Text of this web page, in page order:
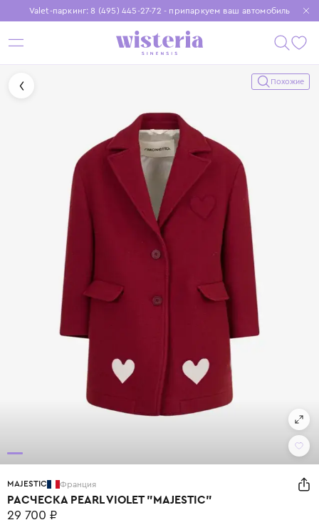
Valet-паркинг: 8 (495) 445-27-72 - припаркуем ваш автомобиль
Бесплатная доставка при заказе от 15 000 ₽
Установите приложение, чтобы покупки были еще удобнее
Похожие
MAJESTIC Франция
РАСЧЕСКА PEARL VIOLET "MAJESTIC"
29 700 ₽